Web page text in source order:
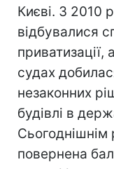
Києві. З 2010
відбувалися
судах
незаконних
будівлі в
Сьогоднішнім
повернена